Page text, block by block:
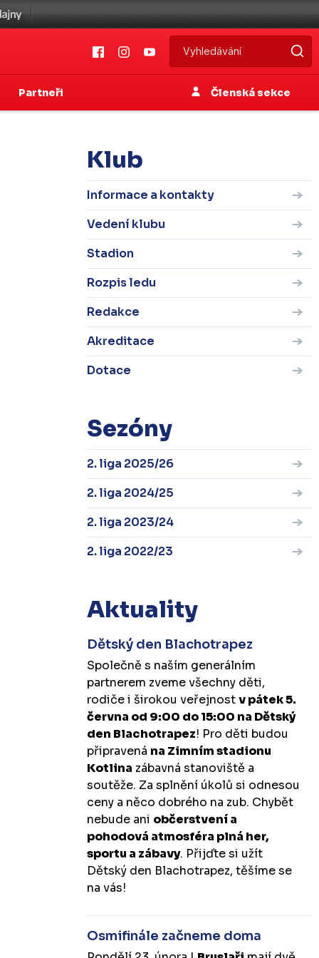
Partneři Členská sekce
Klub
Informace a kontakty
Vedení klubu
Stadion
Rozpis ledu
Redakce
Akreditace
Dotace
Sezóny
2. liga 2025/26
2. liga 2024/25
2. liga 2023/24
2. liga 2022/23
Aktuality
Dětský den Blachotrapez
Společně s naším generálním
partnerem zveme všechny děti,
rodiče i širokou veřejnostv pátek 5.
června od 9:00 do 15:00 na Dětský
den Blachotrapez! Pro děti budou
připravená na Zimním stadionu
Kotlina zábavná stanoviště a
soutěže. Za splnění úkolů si odnesou
ceny a něco dobrého na zub. Chybět
nebude ani občerstvení a
pohodová atmosféra plná her,
sportu a zábavy. Přijďte si užít
Dětský den Blachotrapez, těšíme se
na vás!
Osmifinále začneme doma